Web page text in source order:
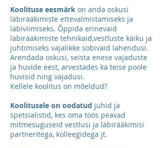
Koolituse eesmärk on anda oskusi
läbirääkimiste ettevalmistamiseks ja
läbiviimiseks. Õppida erinevaid
läbirääkimiste tehnikaid,vestluste käiku ja
juhtimiseks vajalikke sobivaid lahendusi.
Arendada oskusi, seista enese vajaduste
ja huvide eest, arvestades ka teise poole
huvisid ning vajadusi.
Kellele koolitus on mõeldud?
Koolitusele on oodatud juhid ja
spetsialistid, kes oma töös peavad
mitmesuguseid vestlusi ja läbirääkimisi
partneritega, kolleegidega jt.